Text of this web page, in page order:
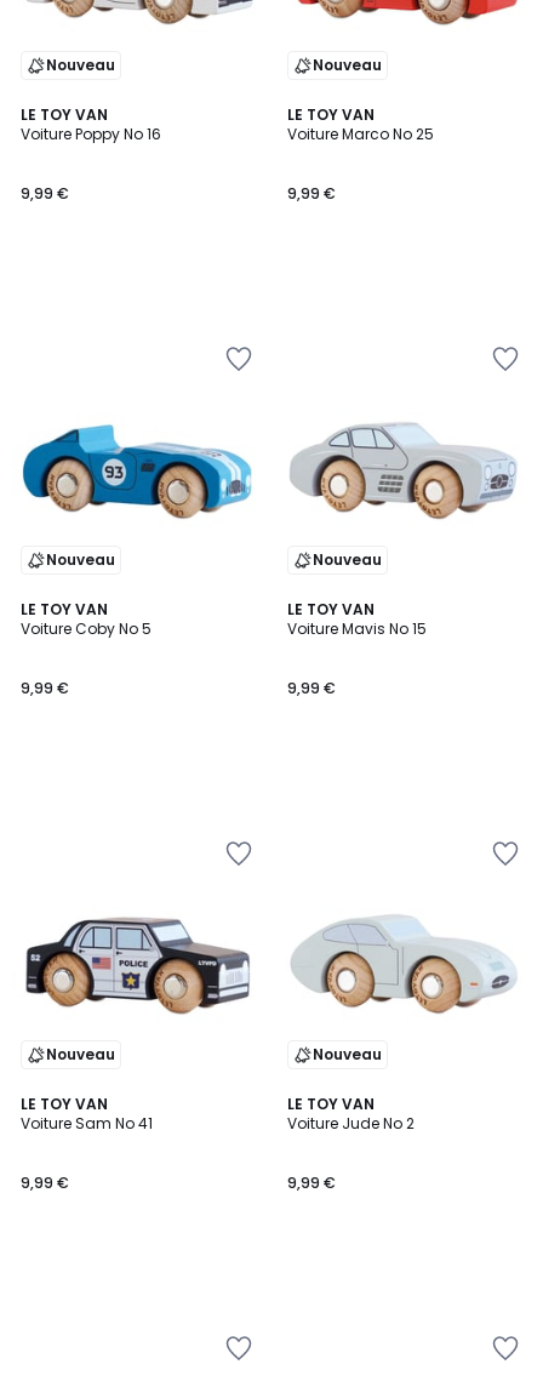
Nouveau
LE TOY VAN
Voiture Poppy No 16
9,99 €
Nouveau
LE TOY VAN
Voiture Marco No 25
9,99 €
Nouveau
LE TOY VAN
Voiture Coby No 5
9,99 €
Nouveau
LE TOY VAN
Voiture Mavis No 15
9,99 €
Nouveau
LE TOY VAN
Voiture Sam No 41
9,99 €
Nouveau
LE TOY VAN
Voiture Jude No 2
9,99 €